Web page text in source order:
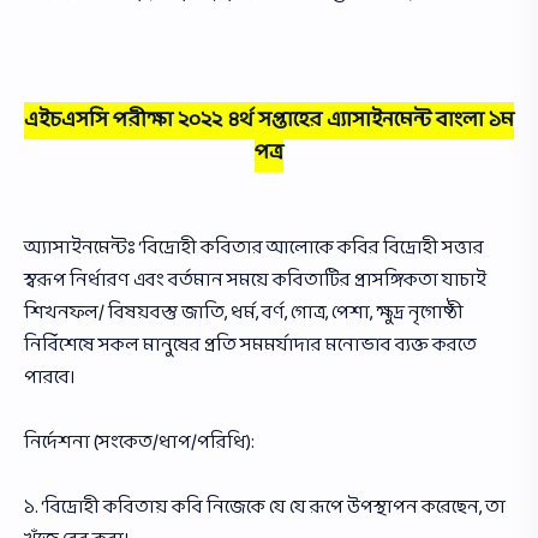
এইচএসসি পরীক্ষা ২০২২ ৪র্থ সপ্তাহের এ্যাসাইনমেন্ট বাংলা ১ম
পত্র
অ্যাসাইনমেন্টঃ ‘বিদ্রোহী কবিতার আলােকে কবির বিদ্রোহী সত্তার
স্বরূপ নির্ধারণ এবং বর্তমান সময়ে কবিতাটির প্রাসঙ্গিকতা যাচাই
শিখনফল/ বিষয়বস্তু জাতি, ধর্ম, বর্ণ, গােত্র, পেশা, ক্ষুদ্র নৃগােষ্ঠী
নির্বিশেষে সকল মানুষের প্রতি সমমর্যাদার মনােভাব ব্যক্ত করতে
পারবে।
নির্দেশনা (সংকেত/ধাপ/পরিধি):
১. ‘বিদ্রোহী কবিতায় কবি নিজেকে যে যে রূপে উপস্থাপন করেছেন, তা